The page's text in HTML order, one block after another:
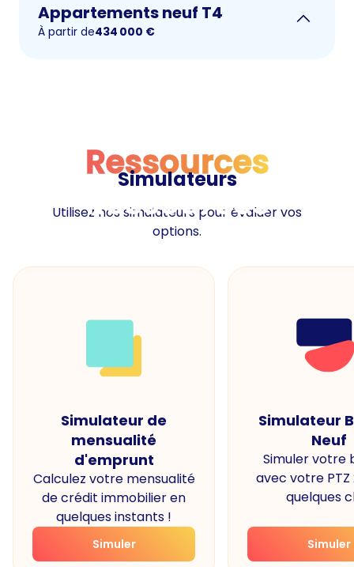
Appartements neuf T4
À partir de434 000 €
Ressources
Ressources
Simulateurs
Utilisez nos simulateurs pour évaluer vos
options.
Simulateur de
mensualité
d'emprunt
Calculez votre mensualité
de crédit immobilier en
quelques instants !
Simuler
Simulateur
Neuf
Simuler votre
avec votre PTZ
quelques
Simuler